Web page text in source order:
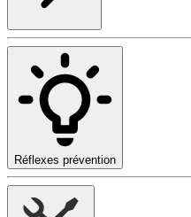
Réflexes prévention